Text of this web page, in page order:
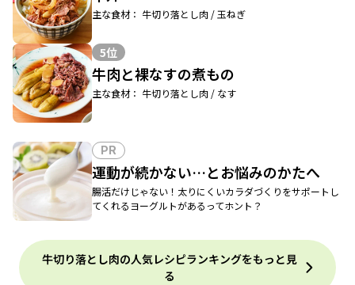
主な食材： 牛切り落とし肉 / 玉ねぎ
5位
牛肉と裸なすの煮もの
主な食材： 牛切り落とし肉 / なす
PR
運動が続かない…とお悩みのかたへ
腸活だけじゃない！太りにくいカラダづくりをサポートし
てくれるヨーグルトがあるってホント？
牛切り落とし肉の人気レシピランキングをもっと見
る